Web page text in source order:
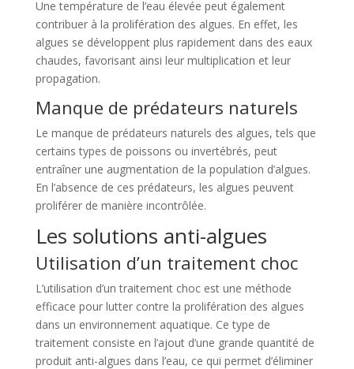
Une température de l’eau élevée peut également
contribuer à la prolifération des algues. En effet, les
algues se développent plus rapidement dans des eaux
chaudes, favorisant ainsi leur multiplication et leur
propagation.
Manque de prédateurs naturels
Le manque de prédateurs naturels des algues, tels que
certains types de poissons ou invertébrés, peut
entraîner une augmentation de la population d’algues.
En l’absence de ces prédateurs, les algues peuvent
proliférer de manière incontrôlée.
Les solutions anti-algues
Utilisation d’un traitement choc
L’utilisation d’un traitement choc est une méthode
efficace pour lutter contre la prolifération des algues
dans un environnement aquatique. Ce type de
traitement consiste en l’ajout d’une grande quantité de
produit anti-algues dans l’eau, ce qui permet d’éliminer